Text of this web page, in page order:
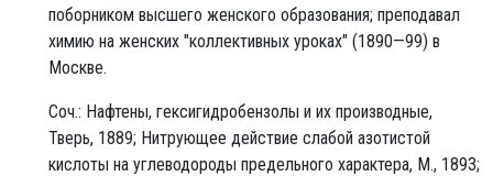
поборником высшего женского образования; преподавал
химию на женских "коллективных уроках" (1890—99) в
Москве.
Соч.: Нафтены, гексигидробензолы и их производные,
Тверь, 1889; Нитрующее действие слабой азотистой
кислоты на углеводороды предельного характера, М., 1893;